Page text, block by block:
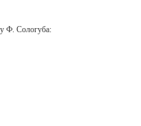
у Ф. Сологуба: